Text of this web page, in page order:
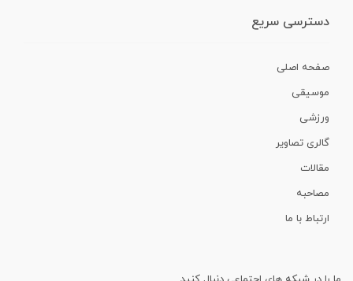
دسترسی سریع
صفحه اصلی
موسیقی
ورزشی
گالری تصاویر
مقالات
مصاحبه
ارتباط با ما